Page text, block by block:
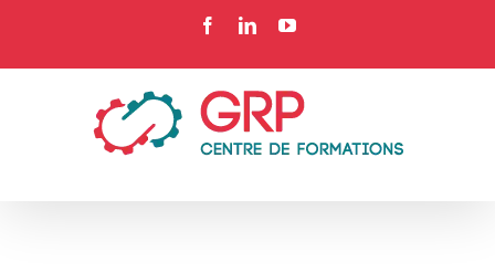
FacebookLinkedInYouTube